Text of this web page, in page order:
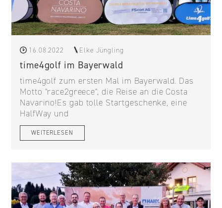
16.08.2022 Elke Jüngling
time4golf im Bayerwald
time4golf zum ersten Mal im Bayerwald. Das
Motto "race2greece", die Reise an die Costa
Navarino!Es gab tolle Startgeschenke, eine
HalfWay und
WEITERLESEN